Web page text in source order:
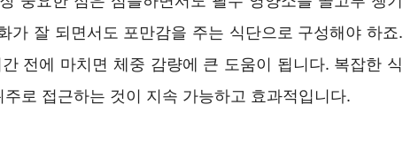
가 잘 되면서도 포만감을 주는 식단으로 구성해야 하죠.
전에 마치면 체중 감량에 큰 도움이 됩니다. 복잡한 식
로 접근하는 것이 지속 가능하고 효과적입니다.